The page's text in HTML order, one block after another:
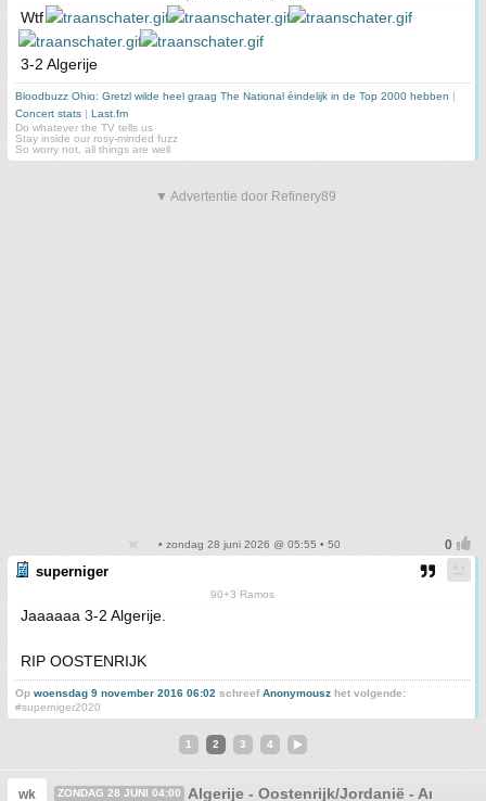
Wtf
3-2 Algerije
Bloodbuzz Ohio: Gretzl wilde heel graag The National éindelijk in de Top 2000 hebben |
Concert stats | Last.fm
Do whatever the TV tells us
Stay inside our rosy-minded fuzz
So worry not, all things are well
▼ Advertentie door Refinery89
• zondag 28 juni 2026 @ 05:55 • 50
superniger
90+3 Ramos
Jaaaaaa 3-2 Algerije.
RIP OOSTENRIJK
Op woensdag 9 november 2016 06:02 schreefAnonymousz het volgende:
#superniger2020
1 2 3 4
wk ZONDAG 28 JUNI 04:00 Algerije - Oostenrijk/Jordanië -